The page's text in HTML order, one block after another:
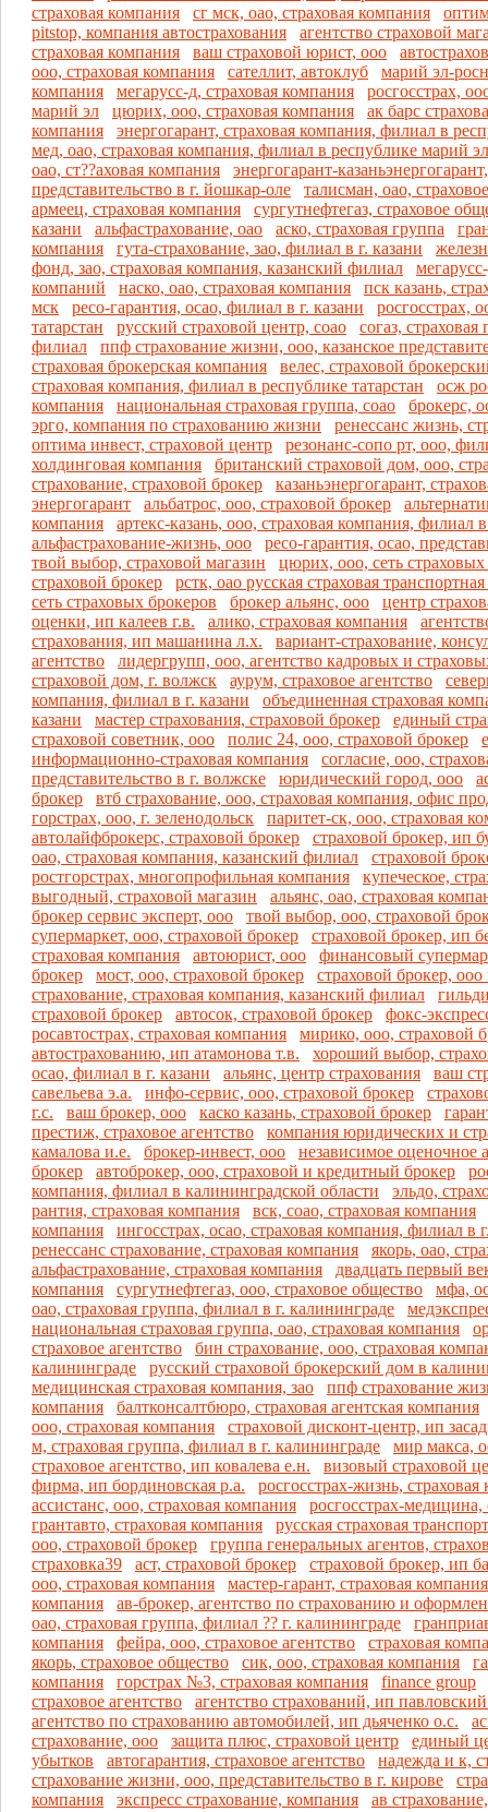
страховая компания
сг мск, оао, страховая компания
pitstop, компания автострахования
агентство страховой
страховая компания
ваш страховой юрист, ооо
ооо, страховая компания
сателлит, автоклуб
марий эл-
компания
мегарусс-д, страховая компания
росгосстрах,
марий эл
цюрих, ооо, страховая компания
ак барс
компания
энергогарант, страховая компания, филиал в
мед, оао, страховая компания, филиал в республике марий эл
оао, ст??аховая компания
энергогарант-
представительство в г. йошкар-оле
талисман, оао,
армеец, страховая компания
сургутнефтегаз, страховое
казани
альфастрахование, оао аско, страховая группа
компания
гута-страхование, зао, филиал в г. казани
фонд, зао, страховая компания, казанский филиал
компаний
наско, оао, страховая компания
пск казань,
мск
ресо-гарантия, осао, филиал в г. казани
росгосстрах,
татарстан
русский страховой центр, соао
согаз,
филиал
ппф страхование жизни, ооо, казанское
страховая брокерская компания
велес, страховой
страховая компания, филиал в республике татарстан
осж
компания
национальная страховая группа, соао
брокерс,
эрго, компания по страхованию жизни
ренессанс жизнь,
оптима инвест, страховой центр
резонанс-сопо рт, ооо,
холдинговая компания
британский страховой дом, ооо,
страхование, страховой брокер
казаньэнергогарант,
энергогарант
альбатрос, ооо, страховой брокер
компания
артекс-казань, ооо, страховая компания, филиал
альфастрахование-жизнь, ооо
ресо-гарантия, осао,
твой выбор, страховой магазин
цюрих, ооо, сеть
страховой брокер
рстк, оао русская страховая
сеть страховых брокеров
брокер альянс, ооо
центр
оценки, ип калеев г.в.
алико, страховая компания
страхования, ип машанина л.х.
вариант-страхование,
агентство
лидергрупп, ооо, агентство кадровых и
страховой дом, г. волжск
аурум, страховое агентство
компания, филиал в г. казани
объединенная страховая
казани
мастер страхования, страховой брокер
единый
страховой советник, ооо
полис 24, ооо, страховой брокер
информационно-страховая компания
согласие, ооо,
представительство в г. волжске
юридический город, ооо
брокер
втб страхование, ооо, страховая компания, офис
горстрах, ооо, г. зеленодольск
паритет-ск, ооо, страховая
автолайфброкерс, страховой брокер
страховой брокер, ип
оао, страховая компания, казанский филиал
страховой
ростгорстрах, многопрофильная компания
купеческое,
выгодный, страховой магазин
альянс, оао, страховая
брокер сервис эксперт, ооо
твой выбор, ооо, страховой
супермаркет, ооо, страховой брокер
страховой брокер, ип
страховая компания
автоюрист, ооо
финансовый
брокер
мост, ооо, страховой брокер
страховой брокер,
страхование, страховая компания, казанский филиал
страховой брокер
автосок, страховой брокер
фокс-
росавтострах, страховая компания
мирико, ооо, страховой
автострахованию, ип атамонова т.в.
хороший выбор,
осао, филиал в г. казани
альянс, центр страхования
ваш
савельева э.а.
инфо-сервис, ооо, страховой брокер
г.с.
ваш брокер, ооо каско казань, страховой брокер
престиж, страховое агентство
компания юридических и
камалова и.е.
брокер-инвест, ооо
независимое оценочное
брокер
автоброкер, ооо, страховой и кредитный брокер
компания, филиал в калининградской области
эльдо,
рантия, страховая компания
вск, соао, страховая компания
компания
ингосстрах, осао, страховая компания, филиал в
ренессанс страхование, страховая компания
якорь, оао,
альфастрахование, страховая компания
двадцать первый
компания
сургутнефтегаз, ооо, страховое общество
мфа,
оао, страховая группа, филиал в г. калининграде
национальная страховая группа, оао, страховая компания
страховое агентство
бин страхование, ооо, страховая
калининграде
русский страховой брокерский дом в
медицинская страховая компания, зао
ппф страхование
компания
балтконсалтбюро, страховая агентская компания
ооо, страховая компания
страховой дисконт-центр, ип
м, страховая группа, филиал в г. калининграде
мир макса,
страховое агентство, ип ковалева е.н.
визовый страховой
фирма, ип бординовская р.а.
росгосстрах-жизнь, страховая
ассистанс, ооо, страховая компания
росгосстрах-медицина,
грантавто, страховая компания
русская страховая
ооо, страховой брокер
группа генеральных агентов,
страховка39
аст, страховой брокер
страховой брокер, ип
ооо, страховая компания
мастер-гарант, страховая компания
компания
ав-брокер, агентство по страхованию и
оао, страховая группа, филиал ?? г. калининграде
компания
фейра, ооо, страховое агентство
страховая
якорь, страховое общество
сик, ооо, страховая компания
компания
горстрах №3, страховая компания
finance group
страховое агентство
агентство страхований, ип
агентство по страхованию автомобилей, ип дьяченко о.с.
страхование, ооо
защита плюс, страховой центр
единый
убытков
автогарантия, страховое агентство
надежда и к,
страхование жизни, ооо, представительство в г. кирове
компания
экспресс страхование, компания
ав